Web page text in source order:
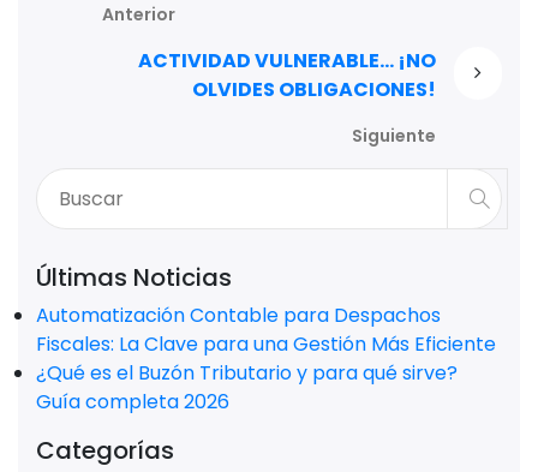
Anterior
ACTIVIDAD VULNERABLE… ¡NO
OLVIDES OBLIGACIONES!
Siguiente
Últimas Noticias
Automatización Contable para Despachos
Fiscales: La Clave para una Gestión Más Eficiente
¿Qué es el Buzón Tributario y para qué sirve?
Guía completa 2026
Categorías